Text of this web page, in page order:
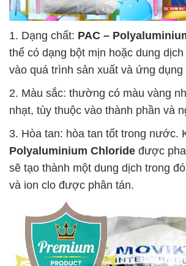
1. Dạng chất: PAC –
thể có dạng bột mịn hoặc dung
vào quá trình sản xuất và ứng dụng
2. Màu sắc: thường có màu vàng
nhạt, tùy thuộc vào thành phần và
3. Hòa tan: hòa tan tốt trong nước.
Polyaluminium Chloride được
sẽ tạo thành một dung dịch trong
và ion clo được phân tán.